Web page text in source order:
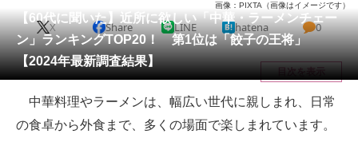
会員記事
メディア
注目記事を集めた総合ページ
ITの今と未来を見通す
【60代に聞いた】近所に欲しい「中華・ラーメンチェー
ン」ランキングTOP20！ 第1位は「餃子の王将」
【2024年最新調査結果】
画像：PIXTA（画像はイメージです）
X Share LINE hatena 0
目次を表示
中華料理やラーメンは、幅広い世代に親しまれ、日常
の食卓から外食まで、多くの場面で楽しまれています。